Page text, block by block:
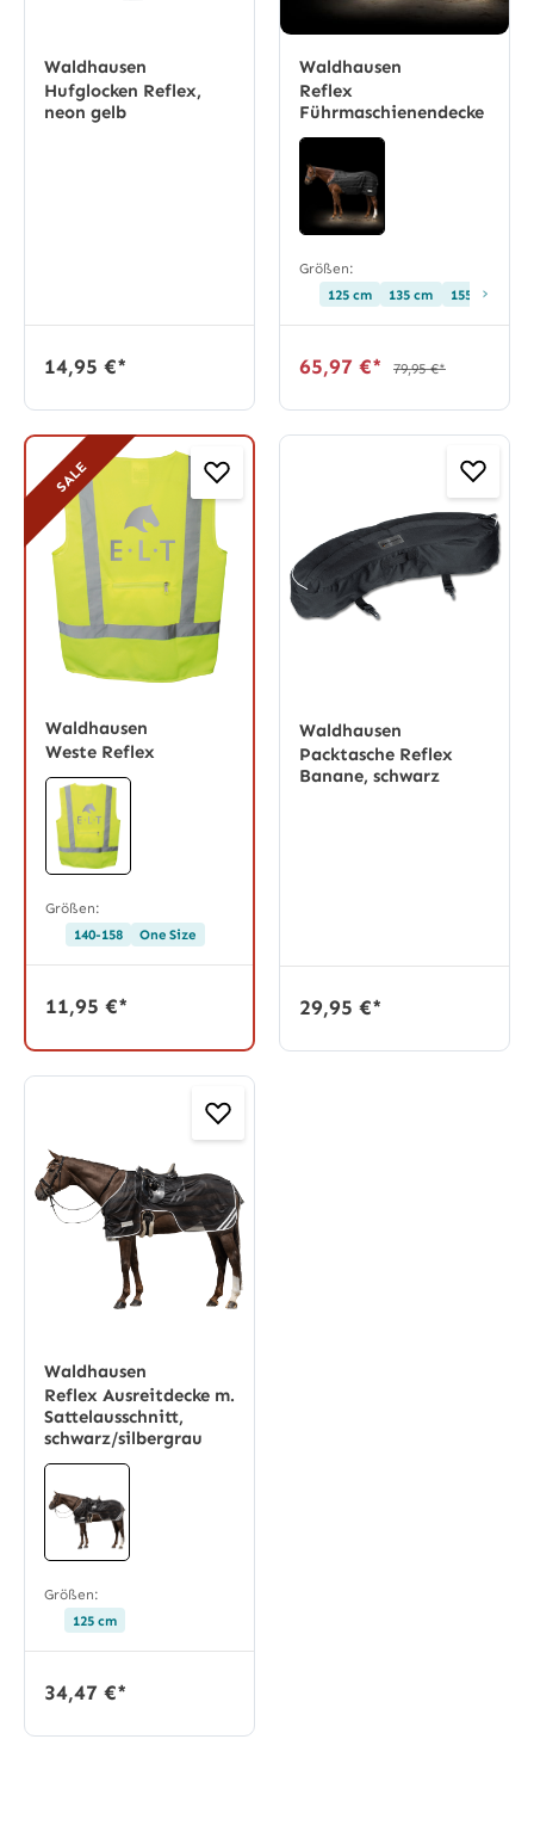
Waldhausen
Hufglocken Reflex,
neon gelb
14,95 €*
Waldhausen
Reflex
Führmaschienendecke
Größen:
125 cm
135 cm 155 cm›
65,97 €* 79,95 €*
SALE
Waldhausen
Weste Reflex
Größen:
140-158
One Size
11,95 €*
Waldhausen
Packtasche Reflex
Banane, schwarz
29,95 €*
Waldhausen
Reflex Ausreitdecke m.
Sattelausschnitt,
schwarz/silbergrau
Größen:
125 cm
34,47 €*